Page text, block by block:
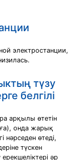
электростанции,
түзу
белгілі
арқылы өтетін
онда жарық
нәрседен өтеді,
түскен
әр